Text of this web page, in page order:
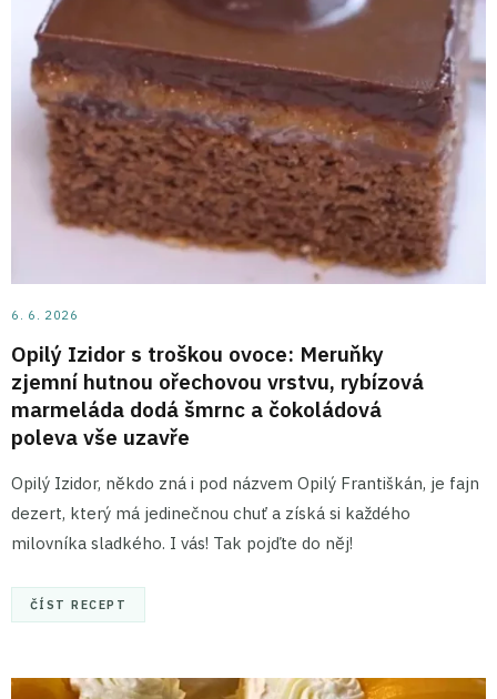
6. 6. 2026
Opilý Izidor s troškou ovoce: Meruňky
zjemní hutnou ořechovou vrstvu, rybízová
marmeláda dodá šmrnc a čokoládová
poleva vše uzavře
Opilý Izidor, někdo zná i pod názvem Opilý Františkán, je fajn
dezert, který má jedinečnou chuť a získá si každého
milovníka sladkého. I vás! Tak pojďte do něj!
ČÍST RECEPT